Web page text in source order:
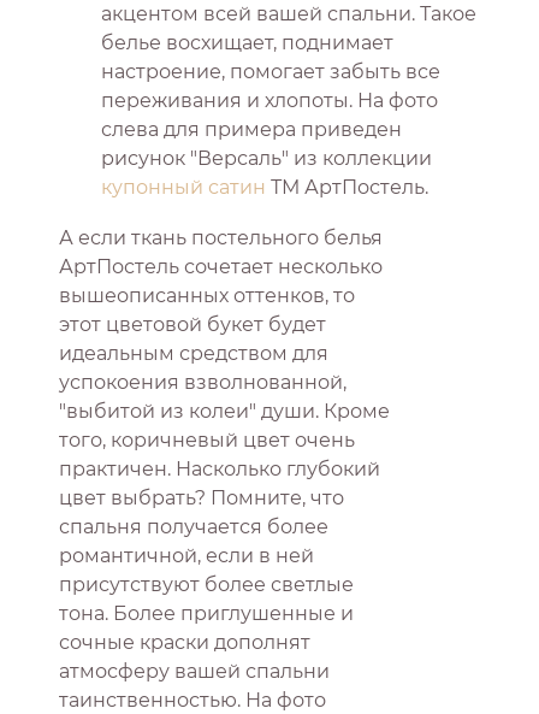
акцентом всей вашей спальни. Такое
белье восхищает, поднимает
настроение, помогает забыть все
переживания и хлопоты. На фото
слева для примера приведен
рисунок "Версаль" из коллекции
купонный сатин ТМ АртПостель.
А если ткань постельного белья
АртПостель сочетает несколько
вышеописанных оттенков, то
этот цветовой букет будет
идеальным средством для
успокоения взволнованной,
"выбитой из колеи" души. Кроме
того, коричневый цвет очень
практичен. Насколько глубокий
цвет выбрать? Помните, что
спальня получается более
романтичной, если в ней
присутствуют более светлые
тона. Более приглушенные и
сочные краски дополнят
атмосферу вашей спальни
таинственностью. На фото